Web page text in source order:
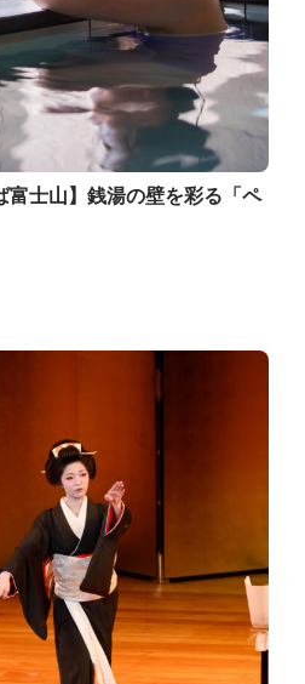
富士山】銭湯の壁を彩る「ペ